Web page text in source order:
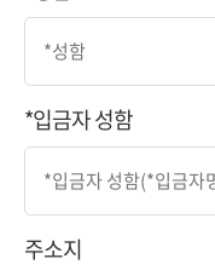
*입금자 성함
주소지